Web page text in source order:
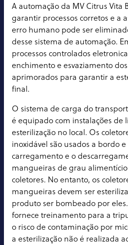
A automação da MV Citrus Vita
garantir processos corretos e a
erro humano pode ser
desse sistema de automação.
processos controlados
enchimento e esvaziamento
aprimorados para garantir a
final.
O sistema de carga do
é equipado com instalações de
esterilização no local. Os
inoxidável são usados a bordo
carregamento e o
mangueiras de grau
coletores. No entanto, os
mangueiras devem ser
produto ser bombeado por
fornece treinamento para a
o risco de contaminação por
a esterilização não é realizada